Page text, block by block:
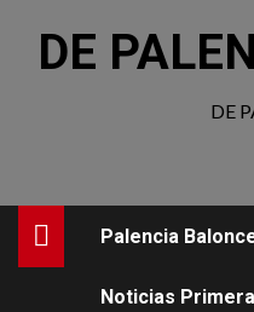
DE
DE
Palencia
Noticias Primera